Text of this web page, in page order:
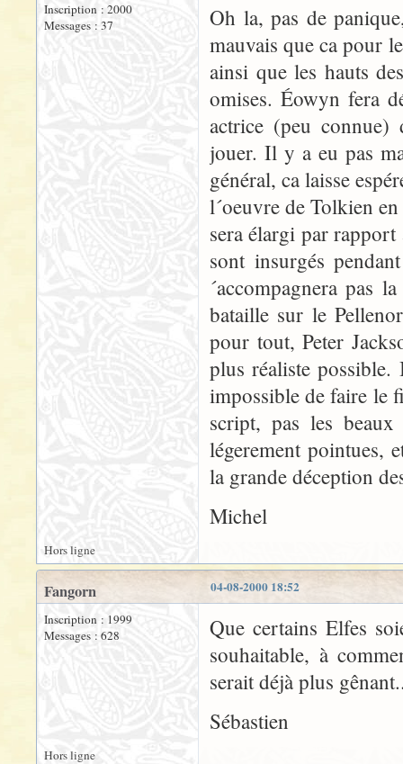
Inscription : 2000
Messages : 37
Oh la, pas de
mauvais que ca pour
ainsi que les hauts
omises. Éowyn fera
actrice (peu
jouer. Il y a eu pas
général, ca laisse
l´oeuvre de Tolkien
sera élargi par rapport
sont insurgés
´accompagnera pas
bataille sur le
pour tout, Peter
plus réaliste
impossible de faire le
script, pas les
légerement pointues,
la grande déception
Michel
Hors ligne
04-08-2000 18:52
Fangorn
Inscription : 1999
Messages : 628
Que certains Elfes
souhaitable, à
serait déjà plus
Sébastien
Hors ligne